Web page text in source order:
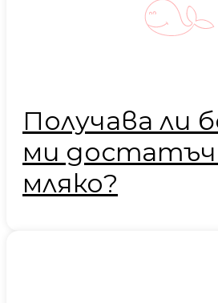
Получава ли
ми
мляко?